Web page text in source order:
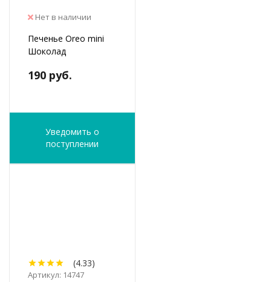
Нет в наличии
Печенье Oreo mini
Шоколад
190 руб.
Уведомить о
поступлении
(4.33)
Артикул: 14747